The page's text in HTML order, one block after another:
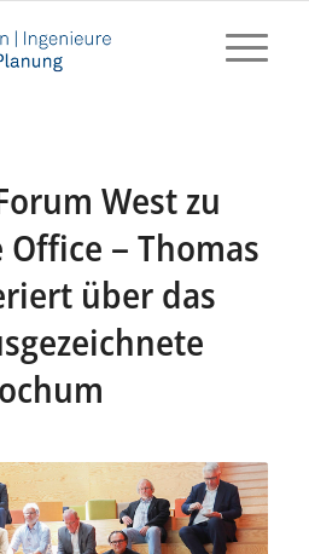
West zu
– Thomas
über das